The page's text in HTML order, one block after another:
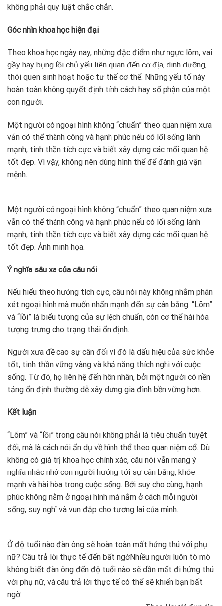
không phải quy luật chắc chắn.
Góc nhìn khoa học hiện đại
Theo khoa học ngày nay, những đặc điểm như ngực lõm, vai
gầy hay bụng lồi chủ yếu liên quan đến cơ địa, dinh dưỡng,
thói quen sinh hoạt hoặc tư thế cơ thể. Những yếu tố này
hoàn toàn không quyết định tính cách hay số phận của một
con người.
Một người có ngoại hình không “chuẩn” theo quan niệm xưa
vẫn có thể thành công và hạnh phúc nếu có lối sống lành
mạnh, tinh thần tích cực và biết xây dựng các mối quan hệ
tốt đẹp. Vì vậy, không nên dùng hình thể để đánh giá vận
mệnh.
Một người có ngoại hình không “chuẩn” theo quan niệm xưa
vẫn có thể thành công và hạnh phúc nếu có lối sống lành
mạnh, tinh thần tích cực và biết xây dựng các mối quan hệ
tốt đẹp. Ảnh minh họa.
Ý nghĩa sâu xa của câu nói
Nếu hiểu theo hướng tích cực, câu nói này không nhằm phán
xét ngoại hình mà muốn nhấn mạnh đến sự cân bằng. “Lõm”
và “lồi” là biểu tượng của sự lệch chuẩn, còn cơ thể hài hòa
tượng trưng cho trạng thái ổn định.
Người xưa đề cao sự cân đối vì đó là dấu hiệu của sức khỏe
tốt, tinh thần vững vàng và khả năng thích nghi với cuộc
sống. Từ đó, họ liên hệ đến hôn nhân, bởi một người có nền
tảng ổn định thường dễ xây dựng gia đình bền vững hơn.
Kết luận
“Lõm” và “lồi” trong câu nói không phải là tiêu chuẩn tuyệt
đối, mà là cách nói ẩn dụ về hình thể theo quan niệm cổ. Dù
không có giá trị khoa học chính xác, câu nói vẫn mang ý
nghĩa nhắc nhở con người hướng tới sự cân bằng, khỏe
mạnh và hài hòa trong cuộc sống. Bởi suy cho cùng, hạnh
phúc không nằm ở ngoại hình mà nằm ở cách mỗi người
sống, suy nghĩ và vun đắp cho tương lai của mình.
Ở độ tuổi nào đàn ông sẽ hoàn toàn mất hứng thú với phụ
nữ? Câu trả lời thực tế đến bất ngờNhiều người luôn tò mò
không biết đàn ông đến độ tuổi nào sẽ dần mất đi hứng thú
với phụ nữ, và câu trả lời thực tế có thể sẽ khiến bạn bất
ngờ.